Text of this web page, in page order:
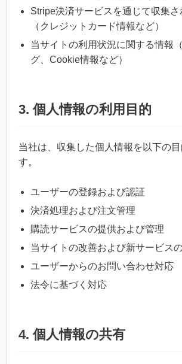
Stripe決済サービスを通じて収集さ
（クレジットカード情報など）
当サイトの利用状況に関する情報
グ、Cookie情報など）
3. 個人情報の利用目的
当社は、収集した個人情報を以下の
す。
ユーザーの登録および認証
決済処理および注文管理
購読サービスの提供および管理
当サイトの改善および新サービス
ユーザーからのお問い合わせ対応
法令に基づく対応
4. 個人情報の共有